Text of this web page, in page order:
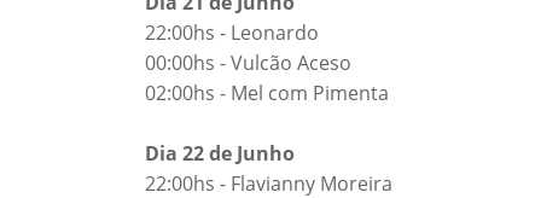
22:00hs - Leonardo
00:00hs - Vulcão Aceso
02:00hs - Mel com Pimenta
Dia 22 de Junho
22:00hs - Flavianny Moreira